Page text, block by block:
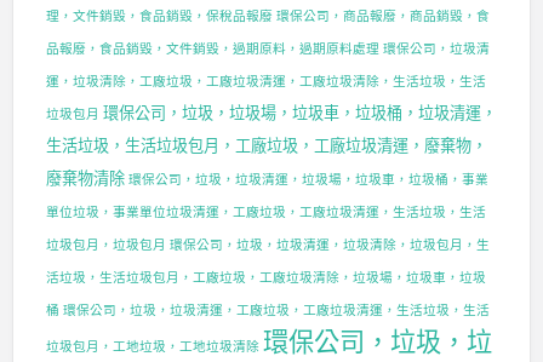
理，文件銷毀，食品銷毀，保稅品報廢 環保公司，商品報廢，商品銷毀，食
品報廢，食品銷毀，文件銷毀，過期原料，過期原料處理 環保公司，垃圾清
運，垃圾清除，工廠垃圾，工廠垃圾清運，工廠垃圾清除，生活垃圾，生活
垃圾包月 環保公司，垃圾，垃圾場，垃圾車，垃圾桶，垃圾清運，
生活垃圾，生活垃圾包月，工廠垃圾，工廠垃圾清運，廢棄物，
廢棄物清除 環保公司，垃圾，垃圾清運，垃圾場，垃圾車，垃圾桶，事業
單位垃圾，事業單位垃圾清運，工廠垃圾，工廠垃圾清運，生活垃圾，生活
垃圾包月，垃圾包月 環保公司，垃圾，垃圾清運，垃圾清除，垃圾包月，生
活垃圾，生活垃圾包月，工廠垃圾，工廠垃圾清除，垃圾場，垃圾車，垃圾
桶 環保公司，垃圾，垃圾清運，工廠垃圾，工廠垃圾清運，生活垃圾，生活
垃圾包月，工地垃圾，工地垃圾清除 環保公司，垃圾，垃